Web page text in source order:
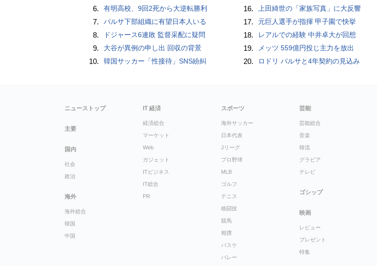
6. 有明高校、9回2死から大逆転勝利
7. バルサ下部組織に有望日本人いる
8. ドジャース6連敗 監督采配に疑問
9. 大谷が異例の申し出 回収の背景
10. 韓国サッカー「性接待」SNS紛糾
16. 上田綺世の「家族写真」に大反響
17. 元巨人選手が指揮 甲子園で快挙
18. レアルでの経験 中井卓大が回想
19. メッツ 559億円投じ主力を放出
20. ロドリ バルサと4年契約の見込み
ニューストップ
主要
国内
社会
政治
海外
海外総合
韓国
中国
IT 経済
経済総合
マーケット
Web
ガジェット
ITビジネス
IT総合
PR
スポーツ
海外サッカー
日本代表
Jリーグ
プロ野球
MLB
ゴルフ
テニス
格闘技
競馬
相撲
バスケ
バレー
芸能
芸能総合
音楽
韓流
グラビア
テレビ
ゴシップ
映画
レビュー
プレゼント
特集